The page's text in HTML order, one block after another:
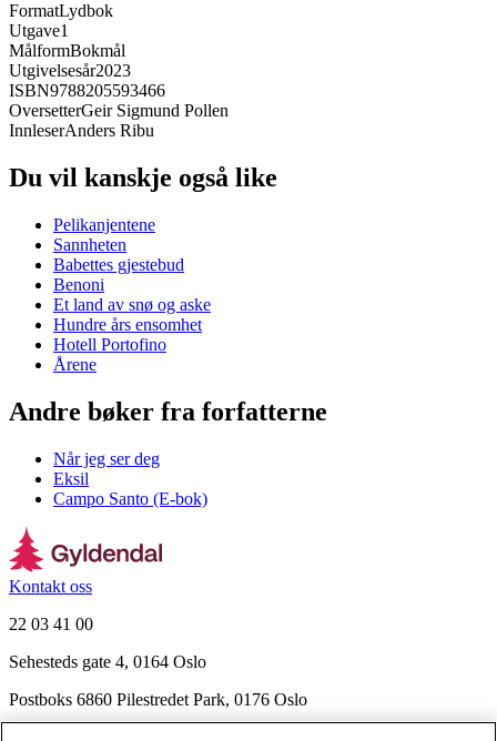
FormatLydbok
Utgave1
MålformBokmål
Utgivelsesår2023
ISBN9788205593466
OversetterGeir Sigmund Pollen
InnleserAnders Ribu
Du vil kanskje også like
Pelikanjentene
Sannheten
Babettes gjestebud
Benoni
Et land av snø og aske
Hundre års ensomhet
Hotell Portofino
Årene
Andre bøker fra forfatterne
Når jeg ser deg
Eksil
Campo Santo (E-bok)
Kontakt oss
22 03 41 00
Sehesteds gate 4, 0164 Oslo
Postboks 6860 Pilestredet Park, 0176 Oslo